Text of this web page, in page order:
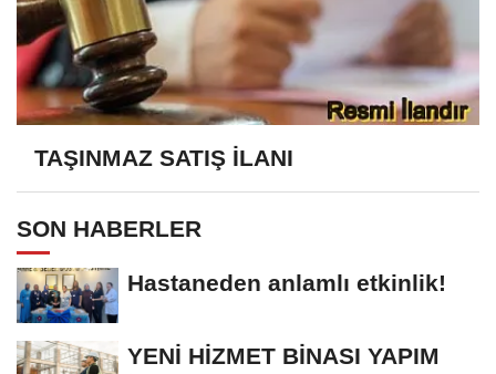
TAŞINMAZ SATIŞ İLANI
SON HABERLER
Hastaneden anlamlı etkinlik!
YENİ HİZMET BİNASI YAPIM